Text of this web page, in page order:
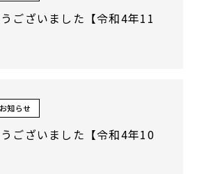
ございました【令和4年11
お知らせ
ございました【令和4年10